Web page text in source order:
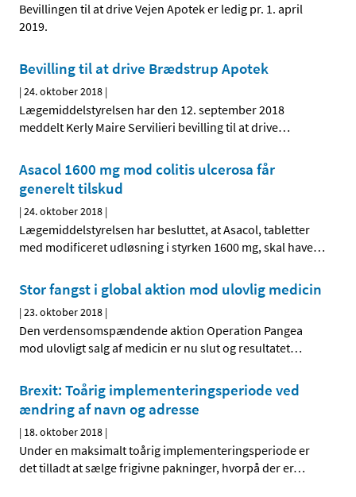
Bevillingen til at drive Vejen Apotek er ledig pr. 1. april
2019.
Bevilling til at drive Brædstrup Apotek
|24. oktober 2018 |
Lægemiddelstyrelsen har den 12. september 2018
meddelt Kerly Maire Servilieri bevilling til at drive…
Asacol 1600 mg mod colitis ulcerosa får
generelt tilskud
|24. oktober 2018 |
Lægemiddelstyrelsen har besluttet, at Asacol, tabletter
med modificeret udløsning i styrken 1600 mg, skal have…
Stor fangst i global aktion mod ulovlig medicin
|23. oktober 2018 |
Den verdensomspændende aktion Operation Pangea
mod ulovligt salg af medicin er nu slut og resultatet…
Brexit: Toårig implementeringsperiode ved
ændring af navn og adresse
| 18. oktober 2018 |
Under en maksimalt toårig implementeringsperiode er
det tilladt at sælge frigivne pakninger, hvorpå der er…